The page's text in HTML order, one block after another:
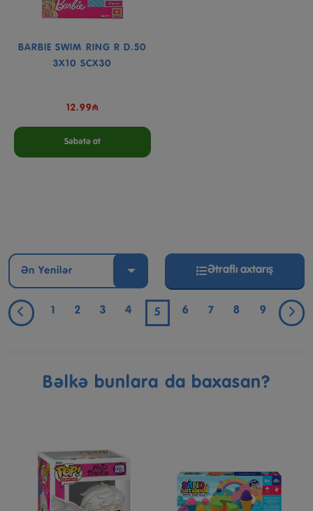
BARBIE SWIM RING R D.50
3X10 SCX30
12.99₼
Səbətə at
Ən Yenilər Ətraflı axtarış
1 2 3 4 5 6 7 8 9
Bəlkə bunlara da baxasan?